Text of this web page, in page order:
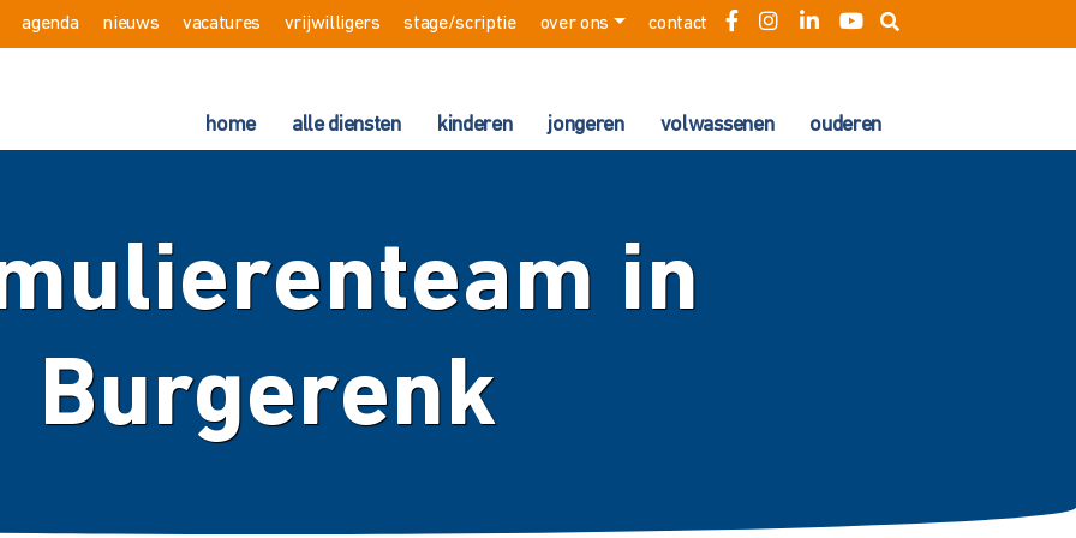
agenda nieuws vacatures vrijwilligers stage/scriptie over ons contact
home alle diensten kinderen jongeren volwassenen ouderen
in
Burgerenk